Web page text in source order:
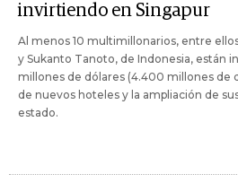
invirtiendo en Singapur
Al menos 10 multimillonarios, entre
y Sukanto Tanoto, de Indonesia, están
millones de dólares (4.400 millones de
de nuevos hoteles y la ampliación de
estado.